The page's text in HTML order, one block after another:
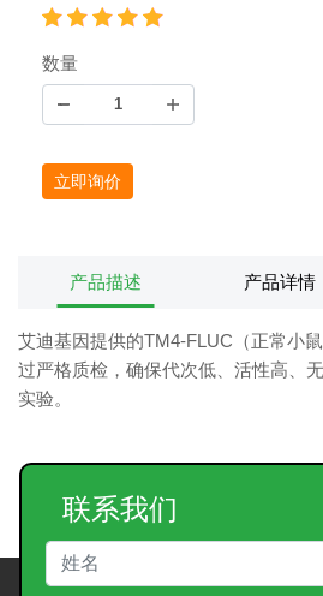
数量
立即询价
产品描述 产品详情
艾迪基因提供的TM4-FLUC（正常小
过严格质检，确保代次低、活性高、
实验。
联系我们